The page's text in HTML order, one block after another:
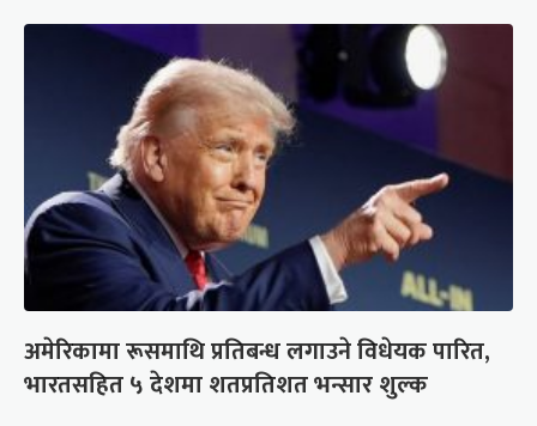
अमेरिकामा रूसमाथि प्रतिबन्ध लगाउने विधेयक पारित,
भारतसहित ५ देशमा शतप्रतिशत भन्सार शुल्क